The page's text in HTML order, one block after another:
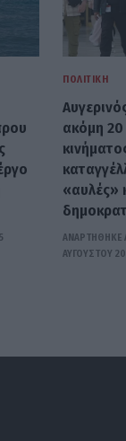
5
ΠΟΛΙΤΙΚΉ
ακόμη
«αυλές»
ΑΝΑΡΤΗΘΗΚΕ
ΑΥΓΟΎΣΤΟΥ